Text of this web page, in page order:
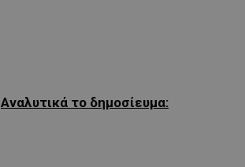
Αναλυτικά το δημοσίευμα: